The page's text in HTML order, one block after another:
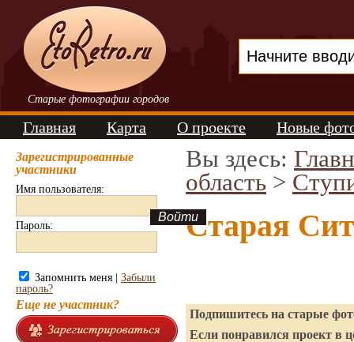
Старые фотографии городов
Главная Карта О проекте Новые
Зарегистрированные
участники
Имя пользователя:
Пароль:
Запомнить меня | Забыли
пароль?
Еще не участник?
Вы здесь:
область >
Старая
Подпишитесь на старые
Если понравился проект в